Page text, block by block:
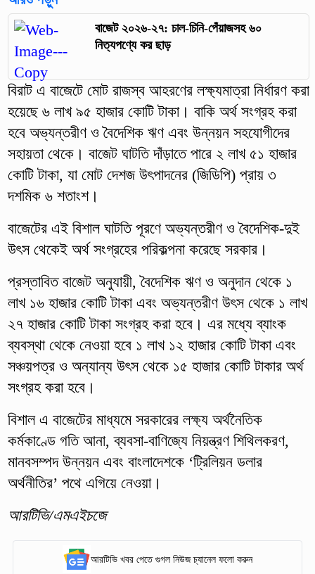
বাজেট ২০২৬-২৭: চাল-চিনি-পেঁয়াজসহ ৬০
নিত্যপণ্যে কর ছাড়
বিরাট এ বাজেটে মোট রাজস্ব আহরণের লক্ষ্যমাত্রা নির্ধারণ করা
হয়েছে ৬ লাখ ৯৫ হাজার কোটি টাকা। বাকি অর্থ সংগ্রহ করা
হবে অভ্যন্তরীণ ও বৈদেশিক ঋণ এবং উন্নয়ন সহযোগীদের
সহায়তা থেকে। বাজেট ঘাটতি দাঁড়াতে পারে ২ লাখ ৫১ হাজার
কোটি টাকা, যা মোট দেশজ উৎপাদনের (জিডিপি) প্রায় ৩
দশমিক ৬ শতাংশ।
বাজেটের এই বিশাল ঘাটতি পূরণে অভ্যন্তরীণ ও বৈদেশিক-দুই
উৎস থেকেই অর্থ সংগ্রহের পরিকল্পনা করেছে সরকার।
প্রস্তাবিত বাজেট অনুযায়ী, বৈদেশিক ঋণ ও অনুদান থেকে ১
লাখ ১৬ হাজার কোটি টাকা এবং অভ্যন্তরীণ উৎস থেকে ১ লাখ
২৭ হাজার কোটি টাকা সংগ্রহ করা হবে। এর মধ্যে ব্যাংক
ব্যবস্থা থেকে নেওয়া হবে ১ লাখ ১২ হাজার কোটি টাকা এবং
সঞ্চয়পত্র ও অন্যান্য উৎস থেকে ১৫ হাজার কোটি টাকার অর্থ
সংগ্রহ করা হবে।
বিশাল এ বাজেটের মাধ্যমে সরকারের লক্ষ্য অর্থনৈতিক
কর্মকাণ্ডে গতি আনা, ব্যবসা-বাণিজ্যে নিয়ন্ত্রণ শিথিলকরণ,
মানবসম্পদ উন্নয়ন এবং বাংলাদেশকে ‘ট্রিলিয়ন ডলার
অর্থনীতির’ পথে এগিয়ে নেওয়া।
আরটিভি/এমএইচজে
আরটিভি খবর পেতে গুগল নিউজ চ্যানেল ফলো করুন